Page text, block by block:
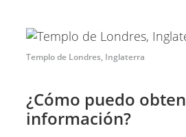
Templo de Londres, Inglaterra
¿Cómo puedo
información?